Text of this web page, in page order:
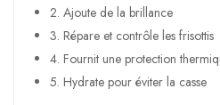
2. Ajoute de la brillance
3. Répare et contrôle les frisottis
4. Fournit une protection
5. Hydrate pour éviter la casse